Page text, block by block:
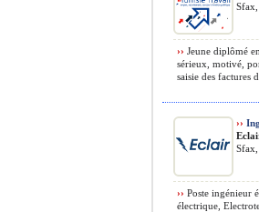
›› Jeune diplômé
sérieux, motivé,
saisie des factures
››
›› Poste ingénieur
électrique,